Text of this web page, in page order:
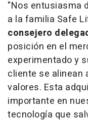
"Nos entusiasma
a la familia Safe
consejero
posición en el
experimentado y
cliente se alinean
valores. Esta
importante en
tecnología que